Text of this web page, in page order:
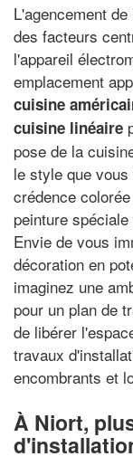
L'agencement
des facteurs
l'appareil
emplacement
cuisine
cuisine linéaire
pose de la
le style que
crédence
peinture
Envie de vous
décoration en
imaginez une
pour un plan de
de libérer
travaux
encombrants et
À Niort,